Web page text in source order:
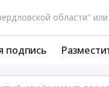
подпись